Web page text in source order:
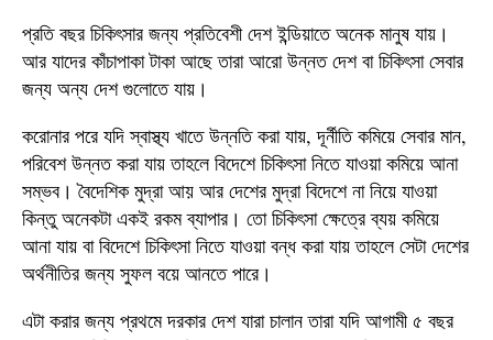
প্রতি বছর চিকিৎসার জন্য প্রতিবেশী দেশ ইন্ডিয়াতে অনেক মানুষ যায়।
আর যাদের কাঁচাপাকা টাকা আছে তারা আরো উন্নত দেশ বা চিকিৎসা সেবার
জন্য অন্য দেশ গুলোতে যায়।
করোনার পরে যদি স্বাস্থ্য খাতে উন্নতি করা যায়, দূর্নীতি কমিয়ে সেবার মান,
পরিবেশ উন্নত করা যায় তাহলে বিদেশে চিকিৎসা নিতে যাওয়া কমিয়ে আনা
সম্ভব। বৈদেশিক মুদ্রা আয় আর দেশের মুদ্রা বিদেশে না নিয়ে যাওয়া
কিন্তু অনেকটা একই রকম ব্যাপার। তো চিকিৎসা ক্ষেত্রে ব্যয় কমিয়ে
আনা যায় বা বিদেশে চিকিৎসা নিতে যাওয়া বন্ধ করা যায় তাহলে সেটা দেশের
অর্থনীতির জন্য সুফল বয়ে আনতে পারে।
এটা করার জন্য প্রথমে দরকার দেশ যারা চালান তারা যদি আগামী ৫ বছর